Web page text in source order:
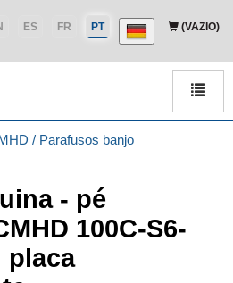
(VAZIO)
PT
FR
ES
/ Parafusos banjo
- pé
100C-S6-
placa